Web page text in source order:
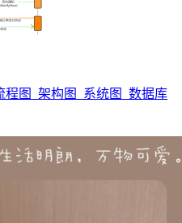
程图_架构图_系统图_数据库